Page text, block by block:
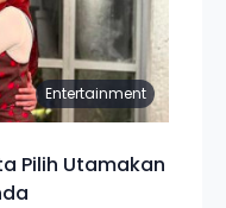
Entertainment
Pilih Utamakan